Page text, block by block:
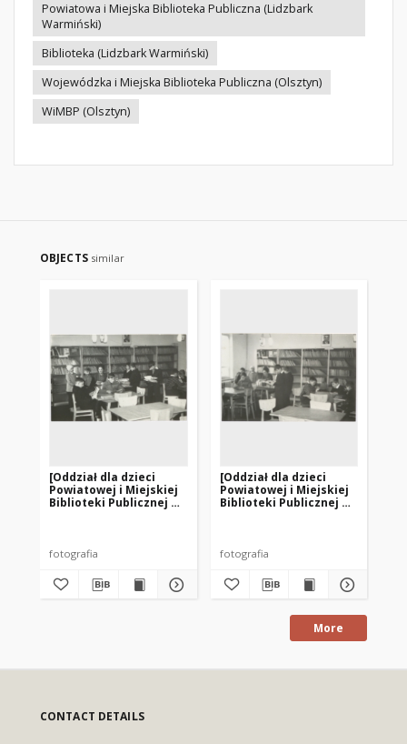
Powiatowa i Miejska Biblioteka Publiczna (Lidzbark
Warmiński)
Biblioteka (Lidzbark Warmiński)
Wojewódzka i Miejska Biblioteka Publiczna (Olsztyn)
WiMBP (Olsztyn)
OBJECTS similar
[Oddział dla dzieci
Powiatowej i Miejskiej
Biblioteki Publicznej w
fotografia
[Oddział dla dzieci
Powiatowej i Miejskiej
Biblioteki Publicznej w
fotografia
More
CONTACT DETAILS